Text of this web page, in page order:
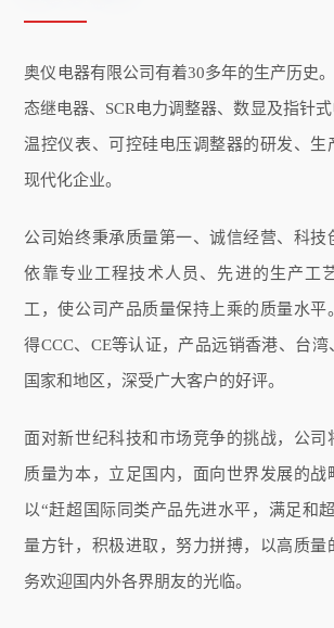
奥仪电器有限公司有着30多年的生产历史
态继电器、SCR电力调整器、数显及指针
温控仪表、可控硅电压调整器的研发、生
现代化企业。
公司始终秉承质量第一、诚信经营、科技
依靠专业工程技术人员、先进的生产工
工，使公司产品质量保持上乘的质量水平
得CCC、CE等认证，产品远销香港、台
国家和地区，深受广大客户的好评。
面对新世纪科技和市场竞争的挑战，公司
质量为本，立足国内，面向世界发展的战
以“赶超国际同类产品先进水平，满足和
量方针，积极进取，努力拼搏，以高质量
务欢迎国内外各界朋友的光临。